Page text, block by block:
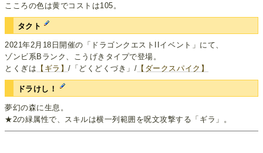
こころの色は黄でコストは105。
タクト
2021年2月18日開催の「ドラゴンクエストIIイベント」にて、
ゾンビ系Bランク、こうげきタイプで登場。
とくぎは 【ギラ】/「どくどくづき」/ 【ダークスパイク】
ドラけし！
夢幻の森に生息。
★2の緑属性で、スキルは横一列範囲を呪文攻撃する「ギラ」。